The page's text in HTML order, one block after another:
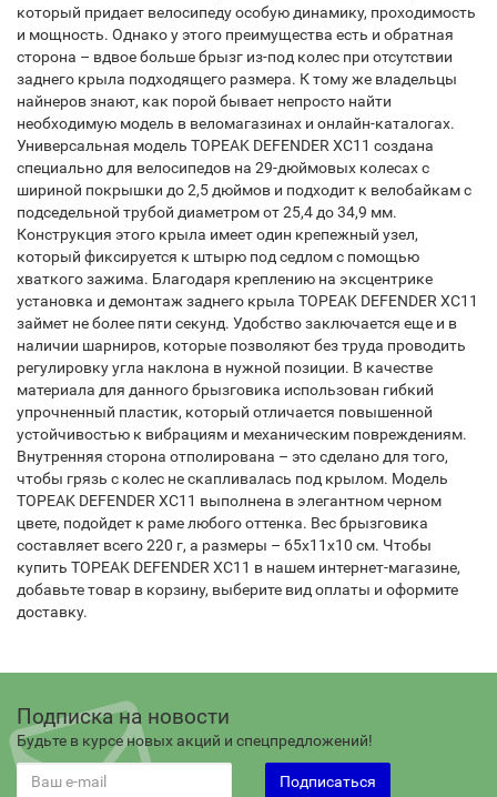
который придает велосипеду особую динамику, проходимость
и мощность. Однако у этого преимущества есть и обратная
сторона – вдвое больше брызг из-под колес при отсутствии
заднего крыла подходящего размера. К тому же владельцы
найнеров знают, как порой бывает непросто найти
необходимую модель в веломагазинах и онлайн-каталогах.
Универсальная модель TOPEAK DEFENDER XC11 создана
специально для велосипедов на 29-дюймовых колесах с
шириной покрышки до 2,5 дюймов и подходит к велобайкам с
подседельной трубой диаметром от 25,4 до 34,9 мм.
Конструкция этого крыла имеет один крепежный узел,
который фиксируется к штырю под седлом с помощью
хваткого зажима. Благодаря креплению на эксцентрике
установка и демонтаж заднего крыла TOPEAK DEFENDER XC11
займет не более пяти секунд. Удобство заключается еще и в
наличии шарниров, которые позволяют без труда проводить
регулировку угла наклона в нужной позиции. В качестве
материала для данного брызговика использован гибкий
упрочненный пластик, который отличается повышенной
устойчивостью к вибрациям и механическим повреждениям.
Внутренняя сторона отполирована – это сделано для того,
чтобы грязь с колес не скапливалась под крылом. Модель
TOPEAK DEFENDER XC11 выполнена в элегантном черном
цвете, подойдет к раме любого оттенка. Вес брызговика
составляет всего 220 г, а размеры – 65х11х10 см. Чтобы
купить TOPEAK DEFENDER XC11 в нашем интернет-магазине,
добавьте товар в корзину, выберите вид оплаты и оформите
доставку.
Подписка на новости
Будьте в курсе новых акций и спецпредложений!
Подписаться